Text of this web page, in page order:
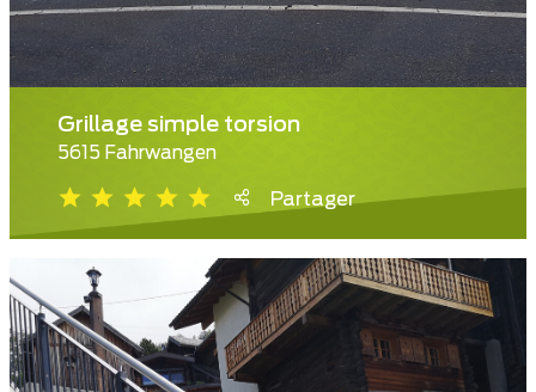
Grillage simple torsion
5615 Fahrwangen
Partager